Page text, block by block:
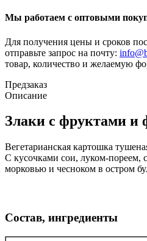
Мы работаем с оптовыми
Для получения цены и сроков
отправьте запрос на почту:
товар, количество и желаемую
Предзаказ
Описание
Злаки с фруктами и
Вегетарианская картошка
С кусочками сои, луком-пореем,
морковью и чесноком в остром
Состав, ингредиенты